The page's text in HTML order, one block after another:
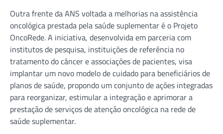
Outra frente da ANS voltada a melhorias na assistência
oncológica prestada pela saúde suplementar é o Projeto
OncoRede. A iniciativa, desenvolvida em parceria com
institutos de pesquisa, instituições de referência no
tratamento do câncer e associações de pacientes, visa
implantar um novo modelo de cuidado para beneficiários de
planos de saúde, propondo um conjunto de ações integradas
para reorganizar, estimular a integração e aprimorar a
prestação de serviços de atenção oncológica na rede de
saúde suplementar.